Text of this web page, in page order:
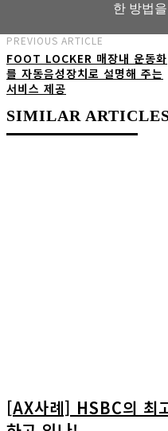
한 방법
AI트랜스포메이
PREVIOUS ARTICLE
FOOT LOCKER 매장내 운동화
를 자동음성장치로 설명해 주는
서비스 제공
SIMILAR
[AX사례] HSBC의 최